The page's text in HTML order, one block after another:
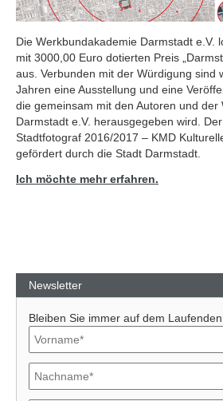
Die Werkbundakademie Darmstadt e.V.
mit 3000,00 Euro dotierten Preis
aus. Verbunden mit der Würdigung sind
Jahren eine Ausstellung und eine
die gemeinsam mit den Autoren und der
Darmstadt e.V. herausgegeben wird.
Stadtfotograf 2016/2017 – KMD
gefördert durch die Stadt Darmstadt.
Ich möchte mehr erfahren.
Newsletter
Bleiben Sie immer auf dem